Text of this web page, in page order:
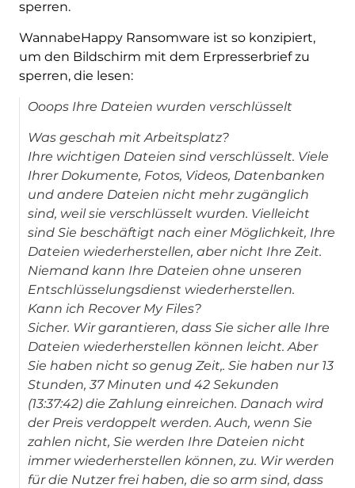
sperren.
WannabeHappy Ransomware ist so konzipiert,
um den Bildschirm mit dem Erpresserbrief zu
sperren, die lesen:
Ooops Ihre Dateien wurden verschlüsselt
Was geschah mit Arbeitsplatz?
Ihre wichtigen Dateien sind verschlüsselt. Viele
Ihrer Dokumente, Fotos, Videos, Datenbanken
und andere Dateien nicht mehr zugänglich
sind, weil sie verschlüsselt wurden. Vielleicht
sind Sie beschäftigt nach einer Möglichkeit, Ihre
Dateien wiederherstellen, aber nicht Ihre Zeit.
Niemand kann Ihre Dateien ohne unseren
Entschlüsselungsdienst wiederherstellen.
Kann ich Recover My Files?
Sicher. Wir garantieren, dass Sie sicher alle Ihre
Dateien wiederherstellen können leicht. Aber
Sie haben nicht so genug Zeit,. Sie haben nur 13
Stunden, 37 Minuten und 42 Sekunden
(13:37:42) die Zahlung einreichen. Danach wird
der Preis verdoppelt werden. Auch, wenn Sie
zahlen nicht, Sie werden Ihre Dateien nicht
immer wiederherstellen können, zu. Wir werden
für die Nutzer frei haben, die so arm sind, dass